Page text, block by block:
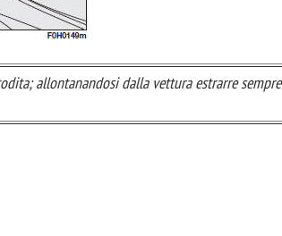
allontanandosi dalla vettura estrarre sempre